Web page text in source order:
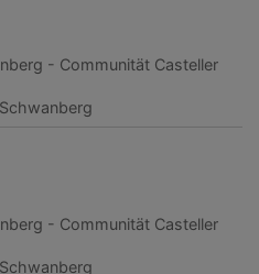
- Communität Casteller
- Communität Casteller